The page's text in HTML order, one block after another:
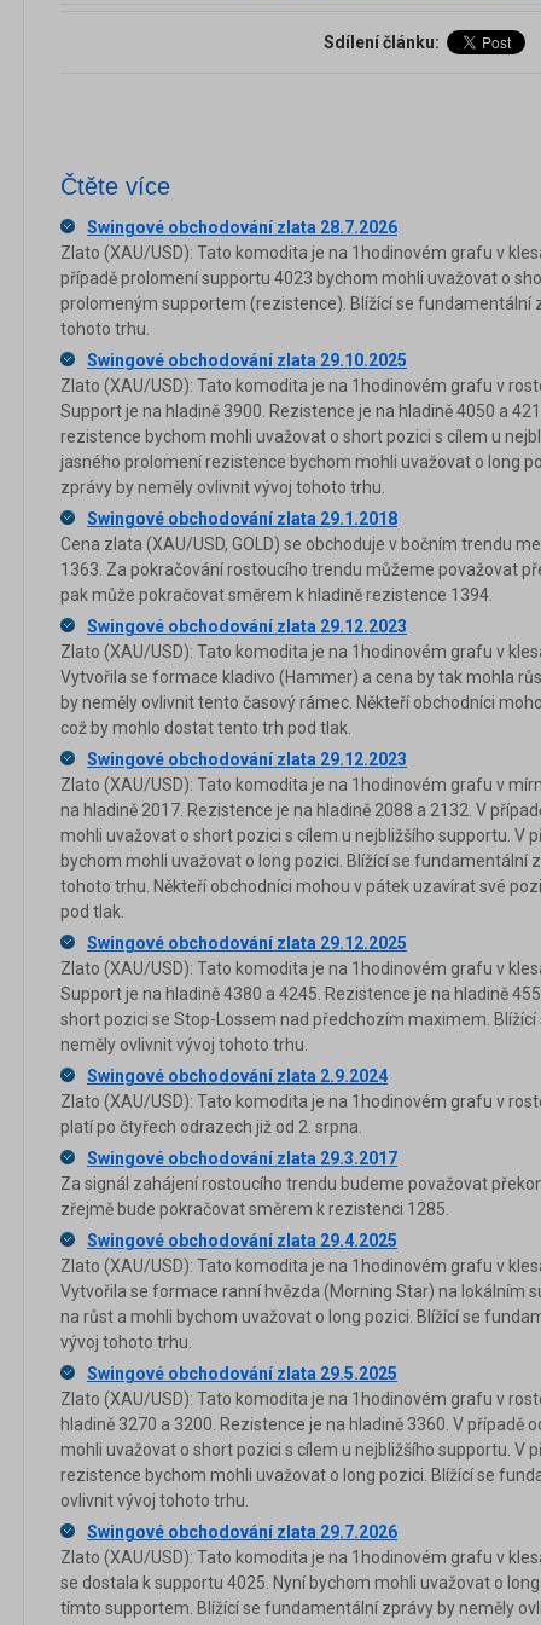
Sdílení článku:
Čtěte více
Swingové obchodování zlata 28.7.2026
Zlato (XAU/USD): Tato komodita je na 1hodinovém grafu v
případě prolomení supportu 4023 bychom mohli uvažovat o
prolomeným supportem (rezistence). Blížící se fundamentální
tohoto trhu.
Swingové obchodování zlata 29.10.2025
Zlato (XAU/USD): Tato komodita je na 1hodinovém grafu v
Support je na hladině 3900. Rezistence je na hladině 4050 a
rezistence bychom mohli uvažovat o short pozici s cílem u
jasného prolomení rezistence bychom mohli uvažovat o long
zprávy by neměly ovlivnit vývoj tohoto trhu.
Swingové obchodování zlata 29.1.2018
Cena zlata (XAU/USD, GOLD) se obchoduje v bočním trendu
1363. Za pokračování rostoucího trendu můžeme považovat
pak může pokračovat směrem k hladině rezistence 1394.
Swingové obchodování zlata 29.12.2023
Zlato (XAU/USD): Tato komodita je na 1hodinovém grafu v
Vytvořila se formace kladivo (Hammer) a cena by tak mohla
by neměly ovlivnit tento časový rámec. Někteří obchodníci
což by mohlo dostat tento trh pod tlak.
Swingové obchodování zlata 29.12.2023
Zlato (XAU/USD): Tato komodita je na 1hodinovém grafu v
na hladině 2017. Rezistence je na hladině 2088 a 2132. V
mohli uvažovat o short pozici s cílem u nejbližšího supportu. V
bychom mohli uvažovat o long pozici. Blížící se fundamentální
tohoto trhu. Někteří obchodníci mohou v pátek uzavírat své
pod tlak.
Swingové obchodování zlata 29.12.2025
Zlato (XAU/USD): Tato komodita je na 1hodinovém grafu v
Support je na hladině 4380 a 4245. Rezistence je na hladině
short pozici se Stop-Lossem nad předchozím maximem.
neměly ovlivnit vývoj tohoto trhu.
Swingové obchodování zlata 2.9.2024
Zlato (XAU/USD): Tato komodita je na 1hodinovém grafu v
platí po čtyřech odrazech již od 2. srpna.
Swingové obchodování zlata 29.3.2017
Za signál zahájení rostoucího trendu budeme považovat
zřejmě bude pokračovat směrem k rezistenci 1285.
Swingové obchodování zlata 29.4.2025
Zlato (XAU/USD): Tato komodita je na 1hodinovém grafu v
Vytvořila se formace ranní hvězda (Morning Star) na lokálním
na růst a mohli bychom uvažovat o long pozici. Blížící se
vývoj tohoto trhu.
Swingové obchodování zlata 29.5.2025
Zlato (XAU/USD): Tato komodita je na 1hodinovém grafu v
hladině 3270 a 3200. Rezistence je na hladině 3360. V případě
mohli uvažovat o short pozici s cílem u nejbližšího supportu. V
rezistence bychom mohli uvažovat o long pozici. Blížící se
ovlivnit vývoj tohoto trhu.
Swingové obchodování zlata 29.7.2026
Zlato (XAU/USD): Tato komodita je na 1hodinovém grafu v
se dostala k supportu 4025. Nyní bychom mohli uvažovat o
tímto supportem. Blížící se fundamentální zprávy by neměly